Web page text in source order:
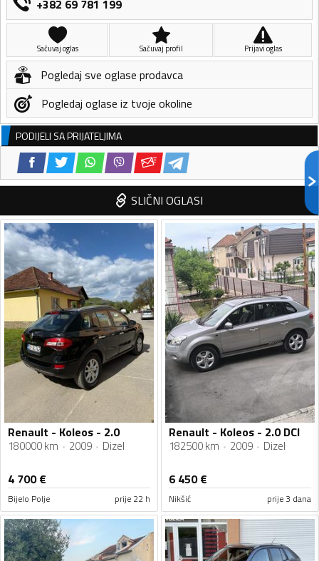
+382 69 781 199
Sačuvaj oglas Sačuvaj profil Prijavi oglas
Pogledaj sve oglase prodavca
Pogledaj oglase iz tvoje okoline
PODIJELI SA PRIJATELJIMA
SLIČNI OGLASI
Renault - Koleos - 2.0
180000 km 2009 Dizel
4 700€
Bijelo Polje prije 22 h
Renault - Koleos - 2.0 DCI
182500 km 2009 Dizel
6 450€
Nikšić prije 3 dana